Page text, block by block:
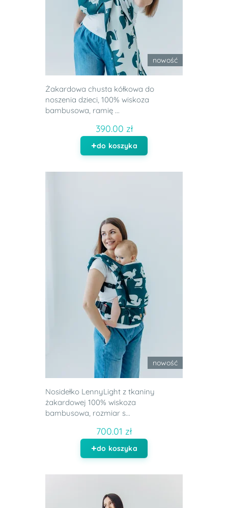
nowość
Żakardowa chusta kółkowa do
noszenia dzieci, 100% wiskoza
bambusowa, ramię ...
390.00 zł
do koszyka
nowość
Nosidełko LennyLight z tkaniny
żakardowej 100% wiskoza
bambusowa, rozmiar s...
700.01 zł
do koszyka